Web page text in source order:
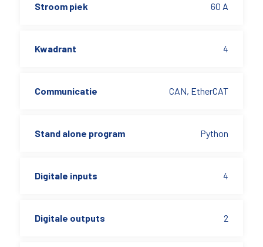
Stroom piek 60 A
Kwadrant 4
Communicatie CAN, EtherCAT
Stand alone program Python
Digitale inputs 4
Digitale outputs 2